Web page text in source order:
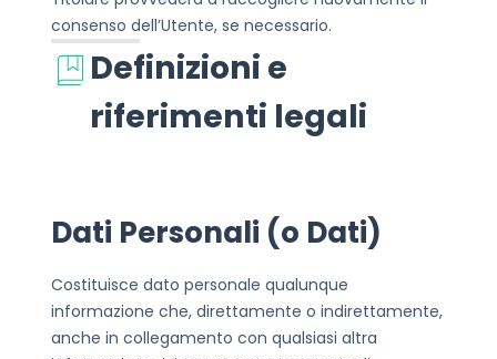
consenso dell’Utente, se necessario.
Definizioni e
riferimenti legali
Dati Personali (o Dati)
Costituisce dato personale qualunque
informazione che, direttamente o indirettamente,
anche in collegamento con qualsiasi altra